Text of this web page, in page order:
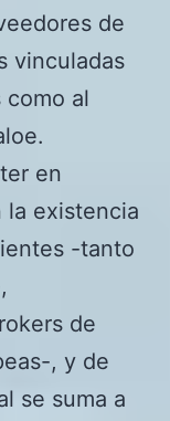
de
vinculadas
como al
en
la existencia
-tanto
de
, y de
se suma a